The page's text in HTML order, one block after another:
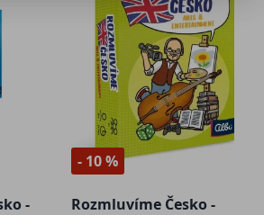
-
- 10 %
Rozmluvíme Česko -